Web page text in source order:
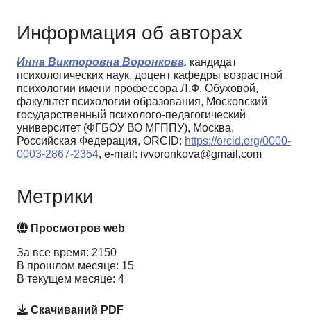
Информация об авторах
Инна Викторовна Воронкова, кандидат
психологических наук, доцент кафедры возрастной
психологии имени профессора Л.Ф. Обуховой,
факультет психологии образования, Московский
государственный психолого-педагогический
университет (ФГБОУ ВО МГППУ), Москва,
Российская Федерация, ORCID: https://orcid.org/0000-
0003-2867-2354, e-mail: ivvoronkova@gmail.com
Метрики
Просмотров web
За все время: 2150
В прошлом месяце: 15
В текущем месяце: 4
Скачиваний PDF